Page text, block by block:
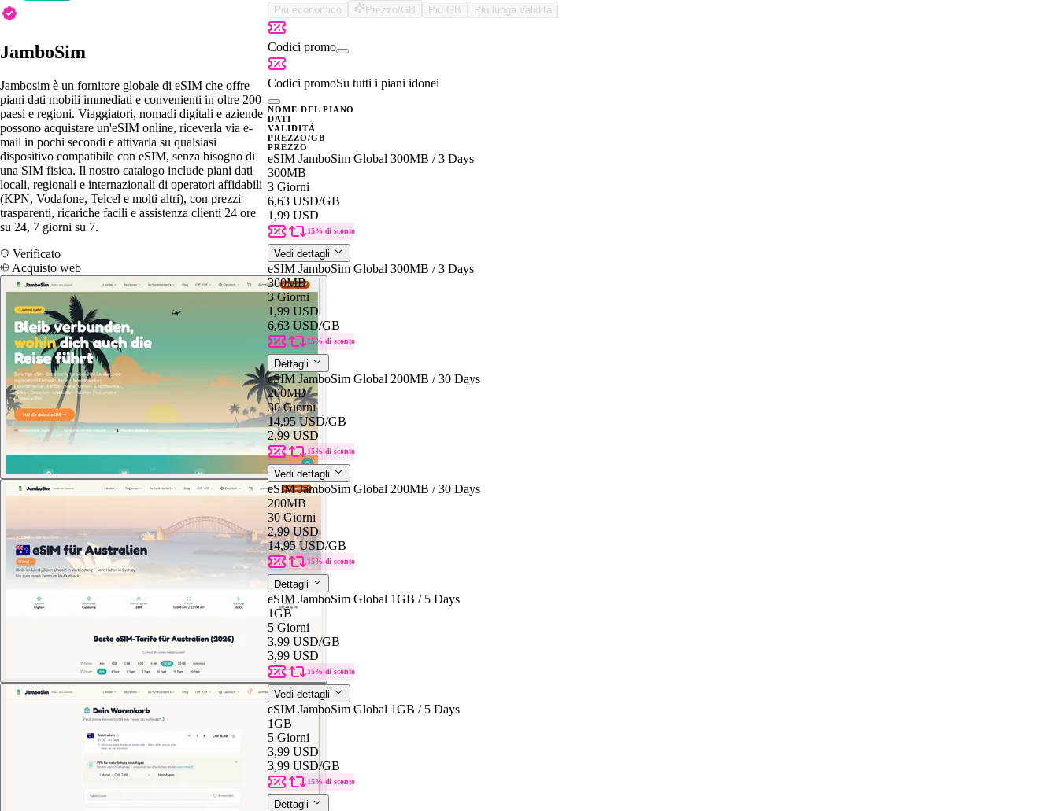
JamboSim
Jambosim è un fornitore globale di eSIM che offre
piani dati mobili immediati e convenienti in oltre 200
paesi e regioni. Viaggiatori, nomadi digitali e aziende
possono acquistare un'eSIM online, riceverla via e-
mail in pochi secondi e attivarla su qualsiasi
dispositivo compatibile con eSIM, senza bisogno di
una SIM fisica. Il nostro catalogo include piani dati
locali, regionali e internazionali di operatori affidabili
(KPN, Vodafone, Telcel e molti altri), con prezzi
trasparenti, ricariche facili e assistenza clienti 24 ore
su 24, 7 giorni su 7.
Verificato
Acquisto web
Più economico Prezzo/GB Più GB Più lunga validità
Codici promo
Codici promoSu tutti i piani idonei
NOME DEL PIANO
DATI
VALIDITÀ
PREZZO/GB
PREZZO
eSIM JamboSim Global 300MB / 3 Days
300MB
3 Giorni
6,63 USD/GB
1,99 USD
15% di sconto
Vedi dettagli
eSIM JamboSim Global 300MB / 3 Days
300MB
3 Giorni
1,99 USD
6,63 USD/GB
15% di sconto
Dettagli
eSIM JamboSim Global 200MB / 30 Days
200MB
30 Giorni
14,95 USD/GB
2,99 USD
15% di sconto
Vedi dettagli
eSIM JamboSim Global 200MB / 30 Days
200MB
30 Giorni
2,99 USD
14,95 USD/GB
15% di sconto
Dettagli
eSIM JamboSim Global 1GB / 5 Days
1GB
5 Giorni
3,99 USD/GB
3,99 USD
15% di sconto
Vedi dettagli
eSIM JamboSim Global 1GB / 5 Days
1GB
5 Giorni
3,99 USD
3,99 USD/GB
15% di sconto
Dettagli